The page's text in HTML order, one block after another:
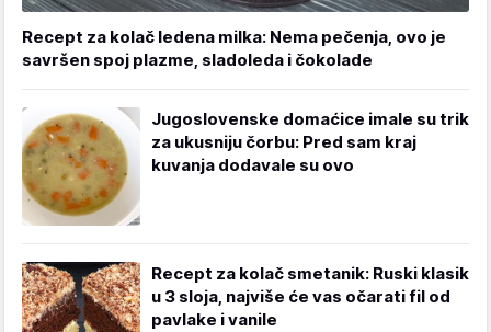
Recept za kolač ledena milka: Nema pečenja, ovo je
savršen spoj plazme, sladoleda i čokolade
Jugoslovenske domaćice imale su trik
za ukusniju čorbu: Pred sam kraj
kuvanja dodavale su ovo
Recept za kolač smetanik: Ruski klasik
u 3 sloja, najviše će vas očarati fil od
pavlake i vanile